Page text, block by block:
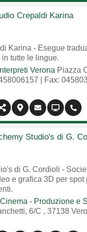
Crepaldi Karina
Karina - Esegue
tutte le lingue.
Verona Piazza
| Fax:
Studio's di G.
di G. Cordioli -
e grafica 3D per
- Produzione e
6/C , 37138